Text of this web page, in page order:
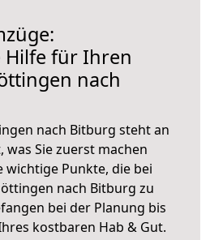
Hilfe für Ihren
nach
nach Bitburg steht an
was Sie zuerst machen
wichtige Punkte, die bei
nach Bitburg zu
bei der Planung bis
kostbaren Hab & Gut.